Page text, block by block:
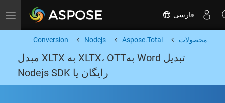
Toggle navigation فارسی
محصولات Aspose.Total
Nodejs
Conversion
تبدیل Word بهXLTX، OTT به XLTX مبدل
رایگان یا Nodejs SDK